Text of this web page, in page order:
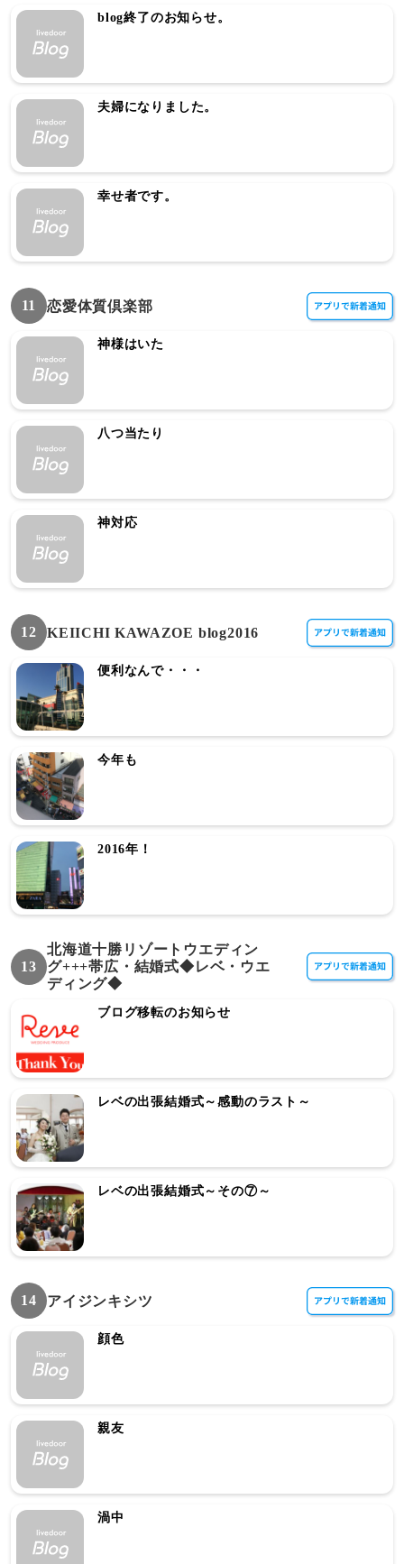
blog終了のお知らせ。
夫婦になりました。
幸せ者です。
11 恋愛体質倶楽部
神様はいた
八つ当たり
神対応
12 KEIICHI KAWAZOE blog2016
便利なんで・・・
今年も
2016年！
13
北海道十勝リゾートウエディン
グ+++帯広・結婚式◆レベ・ウエ
ディング◆
ブログ移転のお知らせ
レベの出張結婚式～感動のラスト～
レベの出張結婚式～その⑦～
14 アイジンキシツ
顔色
親友
渦中